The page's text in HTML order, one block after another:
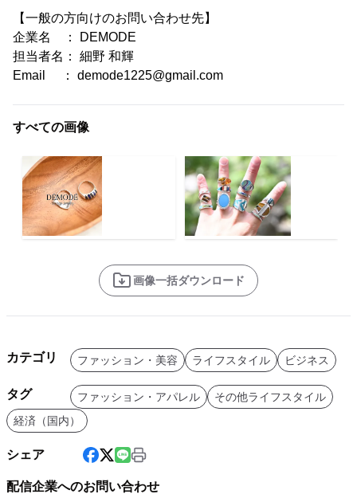
【一般の方向けのお問い合わせ先】
企業名 ： DEMODE
担当者名： 細野 和輝
Email ： demode1225@gmail.com
すべての画像
画像一括ダウンロード
カテゴリ ファッション・美容 ライフスタイル ビジネス
タグ ファッション・アパレル
その他ライフスタイル
経済（国内）
シェア
配信企業へのお問い合わせ